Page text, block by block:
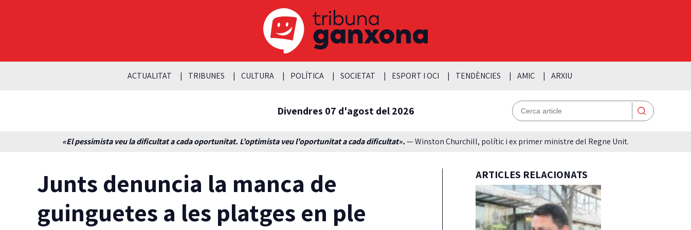
ACTUALITAT TRIBUNES CULTURA POLÍTICA SOCIETAT ESPORT I OCI TENDÈNCIES AMIC ARXIU
Divendres 07 d'agost del 2026
«El pessimista veu la dificultat a cada oportunitat. L’optimista veu l’oportunitat a cada dificultat».— Winston Churchill, polític i ex primer ministre del Regne Unit.
Junts denuncia la manca de
guinguetes a les platges en ple
ARTICLES RELACIONATS